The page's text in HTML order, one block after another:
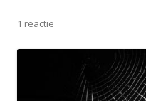
1 reactie